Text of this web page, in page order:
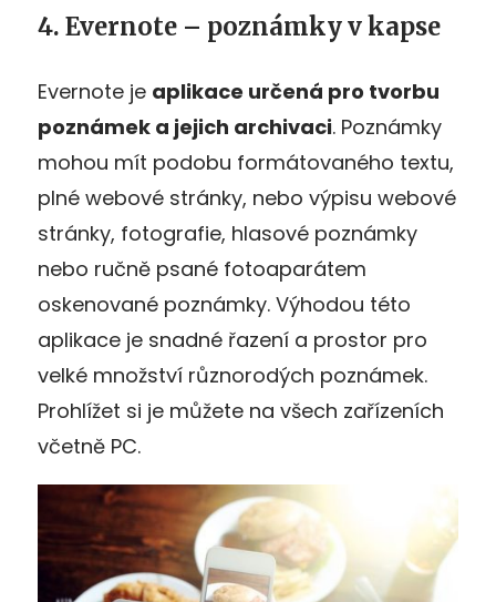
4. Evernote – poznámky v kapse
Evernote je aplikace určená pro tvorbu
poznámek a jejich archivaci. Poznámky
mohou mít podobu formátovaného textu,
plné webové stránky, nebo výpisu webové
stránky, fotografie, hlasové poznámky
nebo ručně psané fotoaparátem
oskenované poznámky. Výhodou této
aplikace je snadné řazení a prostor pro
velké množství různorodých poznámek.
Prohlížet si je můžete na všech zařízeních
včetně PC.